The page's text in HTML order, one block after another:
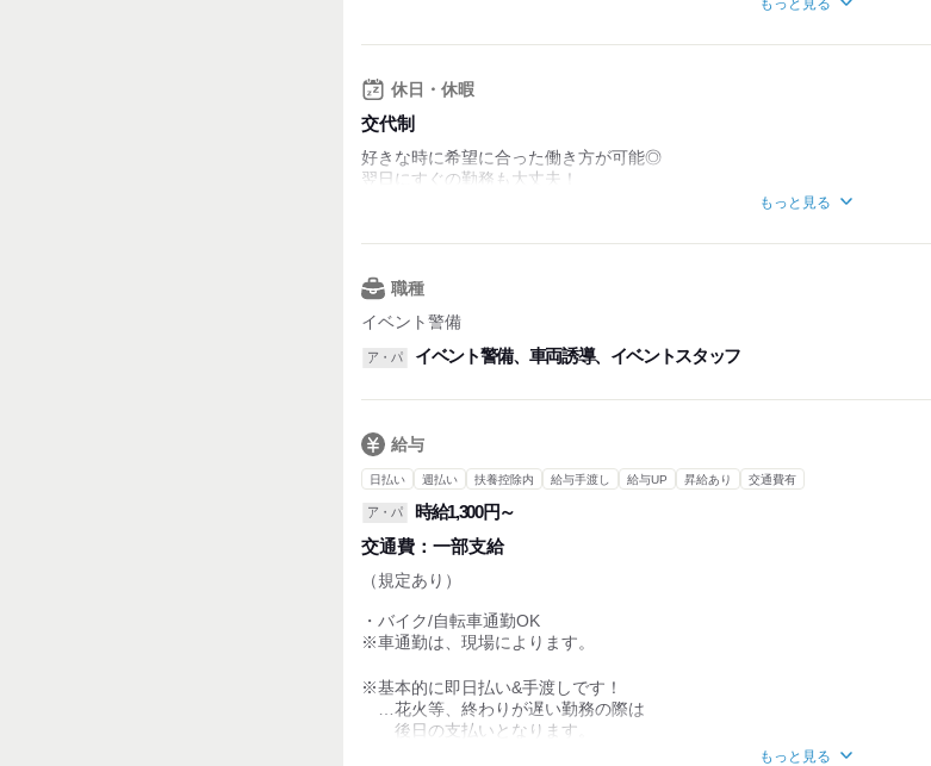
・週１～OK
・シフト制
・残業なし
・夜勤希望の方はご相談ください。
・実働8時間(休憩1時間)
1時間休憩：1回
休憩時間を多めにとるなど
気温などに合わせて変わります。
体調第一ですので無理なく勤務可能です。
08:00～11:00
11:00～17:00
15:00～23:00→花火大会
15:00～22:00→夏祭り
など。
希望のシフトやご自宅の場所により
勤務先なども調整させていただきます！
もっと見る
休日・休暇
交代制
好きな時に希望に合った働き方が可能◎
翌日にすぐの勤務も大丈夫！
もっと見る
職種
イベント警備
ア・パ イベント警備、車両誘導、イベントスタッフ
給与
日払い 週払い 扶養控除内 給与手渡し 給与UP 昇給あり 交通費有
ア・パ
時給1,300円～
交通費： 一部支給
（規定あり）
・バイク/自転車通勤OK
※車通勤は、現場によります。
※基本的に即日払い&手渡しです！
…花火等、終わりが遅い勤務の際は
後日の支払いとなります。
※銀行振込については希望される方は実施しております。もっと見る